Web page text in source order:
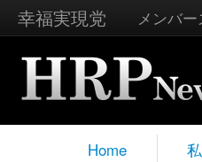
幸福実現党 メンバ
Home